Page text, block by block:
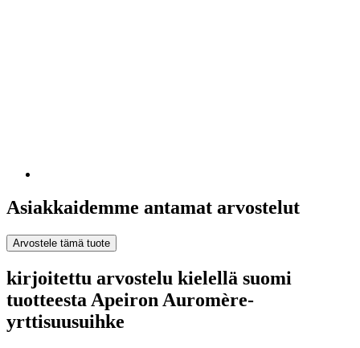
Asiakkaidemme antamat arvostelut
Arvostele tämä tuote
kirjoitettu arvostelu kielellä suomi
tuotteesta Apeiron Auromère-
yrttisuusuihke